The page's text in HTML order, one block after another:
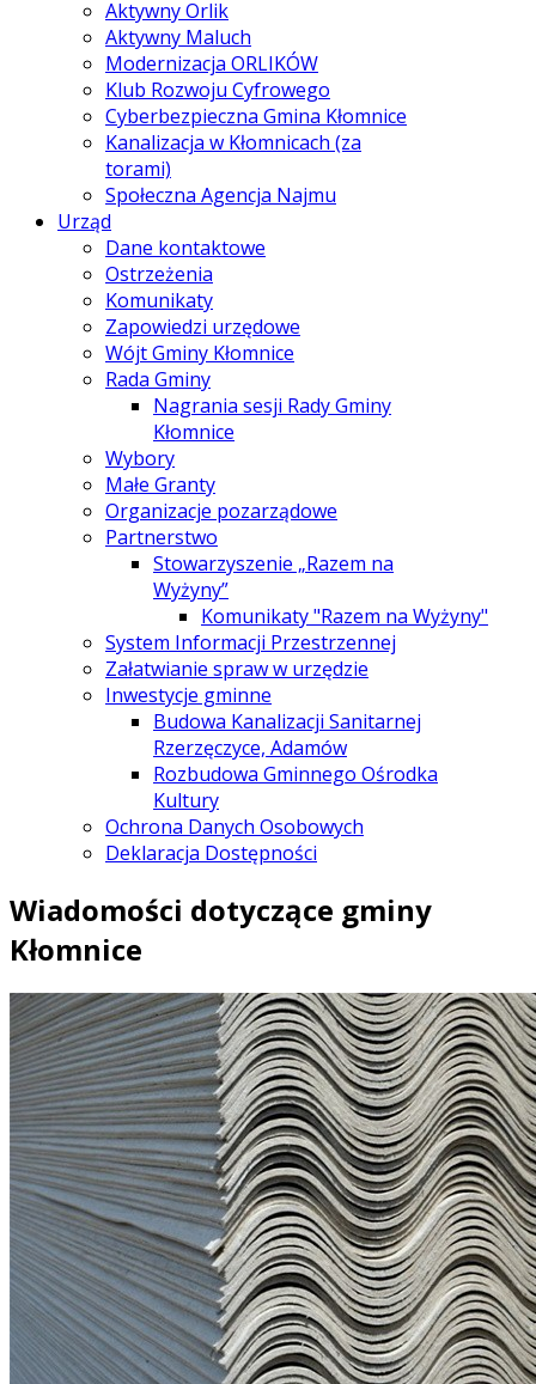
Aktywny Orlik
Aktywny Maluch
Modernizacja ORLIKÓW
Klub Rozwoju Cyfrowego
Cyberbezpieczna Gmina Kłomnice
Kanalizacja w Kłomnicach (za
torami)
Społeczna Agencja Najmu
Urząd
Dane kontaktowe
Ostrzeżenia
Komunikaty
Zapowiedzi urzędowe
Wójt Gminy Kłomnice
Rada Gminy
Nagrania sesji Rady Gminy
Kłomnice
Wybory
Małe Granty
Organizacje pozarządowe
Partnerstwo
Stowarzyszenie „Razem na
Wyżyny”
Komunikaty "Razem na Wyżyny"
System Informacji Przestrzennej
Załatwianie spraw w urzędzie
Inwestycje gminne
Budowa Kanalizacji Sanitarnej
Rzerzęczyce, Adamów
Rozbudowa Gminnego Ośrodka
Kultury
Ochrona Danych Osobowych
Deklaracja Dostępności
Wiadomości dotyczące gminy
Kłomnice